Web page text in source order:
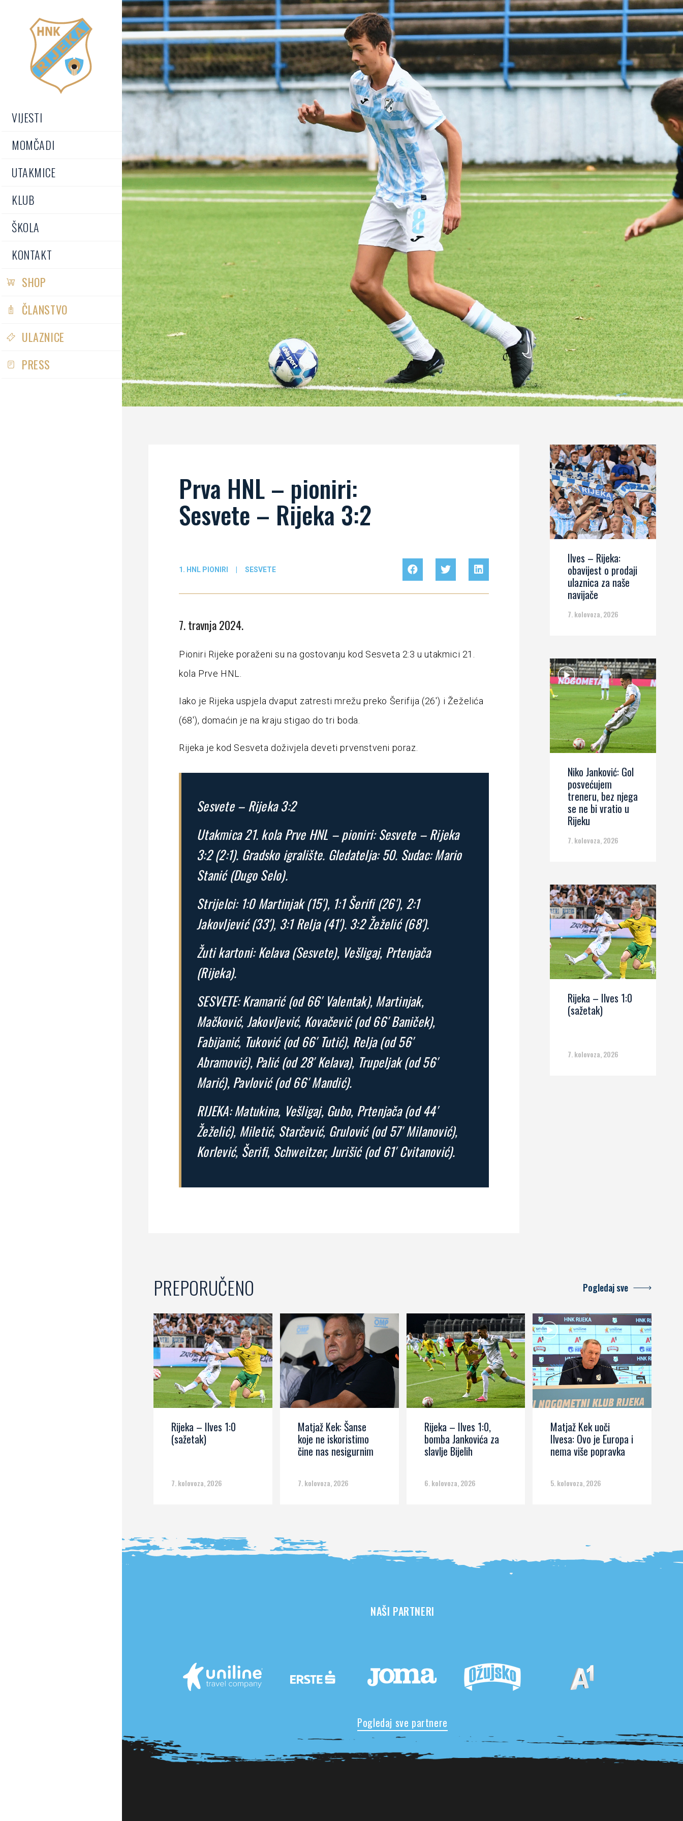
VIJESTI
MOMČADI
UTAKMICE
KLUB
ŠKOLA
KONTAKT
SHOP
ČLANSTVO
ULAZNICE
PRESS
Prva HNL – pioniri:
Sesvete – Rijeka 3:2
1. HNL PIONIRI SESVETE
7. travnja 2024.
Pioniri Rijeke poraženi su na gostovanju kod Sesveta 2:3 u utakmici 21.
kola Prve HNL.
Iako je Rijeka uspjela dvaput zatresti mrežu preko Šerifija (26′) i Žeželića
(68′), domaćin je na kraju stigao do tri boda.
Rijeka je kod Sesveta doživjela deveti prvenstveni poraz.
Sesvete – Rijeka 3:2
Utakmica 21. kola Prve HNL – pioniri: Sesvete – Rijeka
3:2 (2:1). Gradsko igralište. Gledatelja: 50. Sudac: Mario
Stanić (Dugo Selo).
Strijelci: 1:0 Martinjak (15′), 1:1 Šerifi (26′), 2:1
Jakovljević (33′), 3:1 Relja (41′). 3:2 Žeželić (68′).
Žuti kartoni: Kelava (Sesvete), Vešligaj, Prtenjača
(Rijeka).
SESVETE: Kramarić (od 66′ Valentak), Martinjak,
Mačković, Jakovljević, Kovačević (od 66′ Baniček),
Fabijanić, Tuković (od 66′ Tutić), Relja (od 56′
Abramović), Palić (od 28′ Kelava), Trupeljak (od 56′
Marić), Pavlović (od 66′ Mandić).
RIJEKA: Matukina, Vešligaj, Gubo, Prtenjača (od 44′
Žeželić), Miletić, Starčević, Grulović (od 57′ Milanović),
Korlević, Šerifi, Schweitzer, Jurišić (od 61′ Cvitanović).
Ilves – Rijeka:
obavijest o prodaji
ulaznica za naše
navijače
7. kolovoza, 2026
Niko Janković: Gol
posvećujem
treneru, bez njega
se ne bi vratio u
Rijeku
7. kolovoza, 2026
Rijeka – Ilves 1:0
(sažetak)
7. kolovoza, 2026
PREPORUČENO Pogledaj sve
Rijeka – Ilves 1:0
(sažetak)
7. kolovoza, 2026
Matjaž Kek: Šanse
koje ne iskoristimo
čine nas nesigurnim
7. kolovoza, 2026
Rijeka – Ilves 1:0,
bomba Jankovića za
slavlje Bijelih
6. kolovoza, 2026
Matjaž Kek uoči
Ilvesa: Ovo je Europa i
nema više popravka
5. kolovoza, 2026
NAŠI PARTNERI
Pogledaj sve partnere